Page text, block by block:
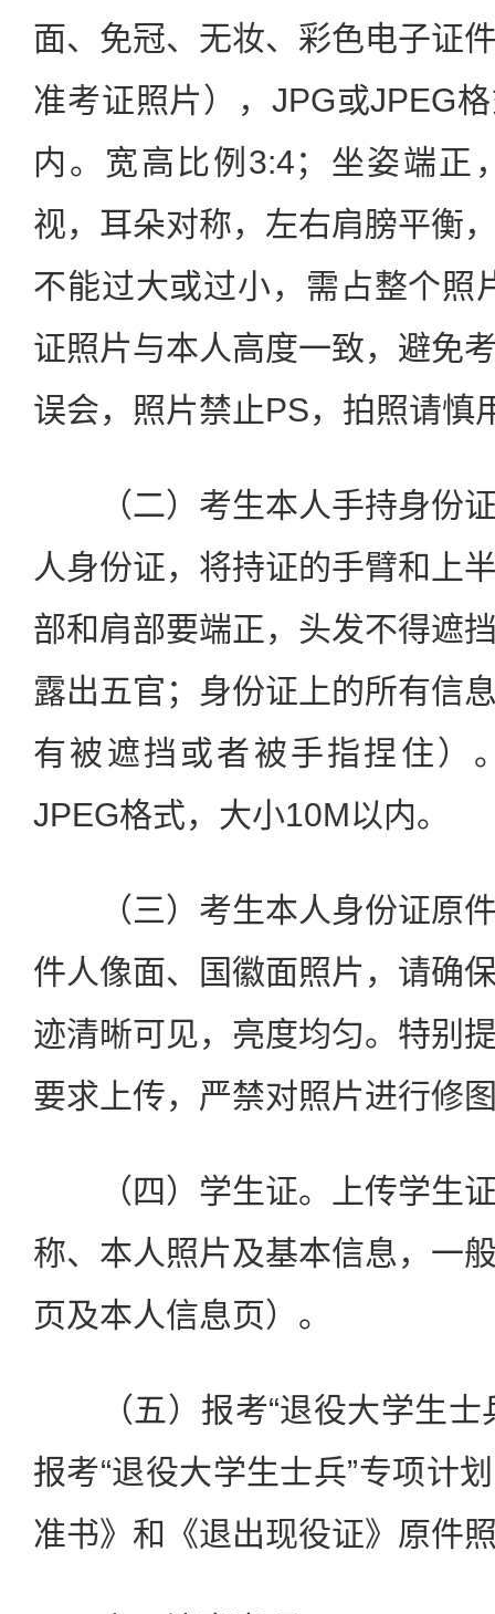
面、免冠、无妆、彩色电子证
准考证照片），JPG或JPEG
内。宽高比例3:4；坐姿端正
视，耳朵对称，左右肩膀平衡
不能过大或过小，需占整个照
证照片与本人高度一致，避免
误会，照片禁止PS，拍照请慎
（二）考生本人手持身份证
人身份证，将持证的手臂和上
部和肩部要端正，头发不得遮
露出五官；身份证上的所有信
有被遮挡或者被手指捏住）
JPEG格式，大小10M以内。
（三）考生本人身份证原件
件人像面、国徽面照片，请确
迹清晰可见，亮度均匀。特别
要求上传，严禁对照片进行修
（四）学生证。上传学生证
称、本人照片及基本信息，一
页及本人信息页）。
（五）报考“退役大学生士
报考“退役大学生士兵”专项计
准书》和《退出现役证》原件